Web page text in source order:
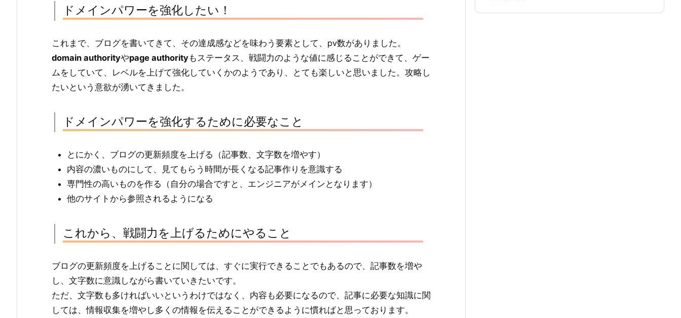
ドメインパワーを強化したい！
これまで、ブログを書いてきて、その達成感などを味わう要素として、pv数がありました。
domain authorityやpage authorityもステータス、戦闘力のような値に感じることができて、ゲー
ムをしていて、レベルを上げて強化していくかのようであり、とても楽しいと思いました。攻略し
たいという意欲が湧いてきました。
ドメインパワーを強化するために必要なこと
とにかく、ブログの更新頻度を上げる（記事数、文字数を増やす）
内容の濃いものにして、見てもらう時間が長くなる記事作りを意識する
専門性の高いものを作る（自分の場合ですと、エンジニアがメインとなります）
他のサイトから参照されるようになる
これから、戦闘力を上げるためにやること
ブログの更新頻度を上げることに関しては、すぐに実行できることでもあるので、記事数を増や
し、文字数に意識しながら書いていきたいです。
ただ、文字数も多ければいいというわけではなく、内容も必要になるので、記事に必要な知識に関
しては、情報収集を増やし多くの情報を伝えることができるように慣ればと思っております。